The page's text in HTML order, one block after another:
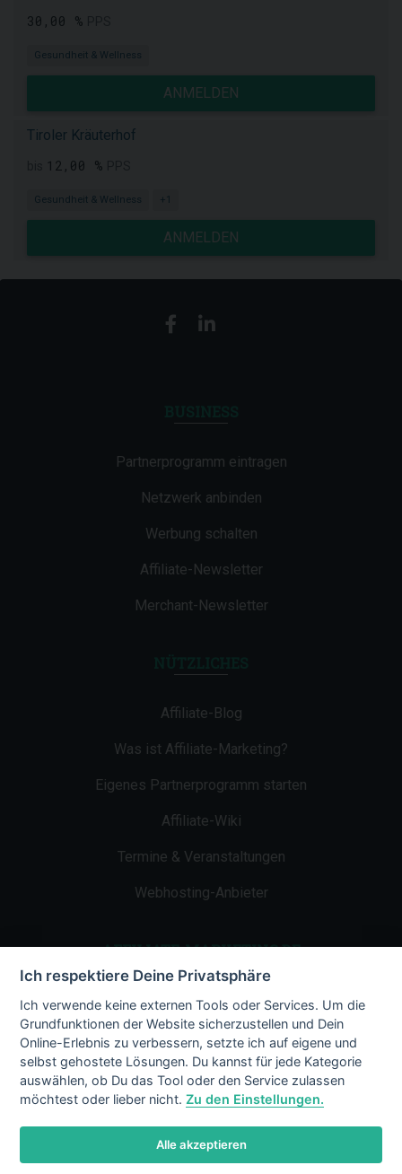
30,00 %
Gesundheit & Wellness
ANMELDEN
Tiroler Kräuterhof
12,00 %
Gesundheit & Wellness +1
ANMELDEN
Partnerprogramm eintragen
Netzwerk anbinden
Werbung schalten
Affiliate-Newsletter
Merchant-Newsletter
Affiliate-Blog
Was ist Affiliate-Marketing?
Eigenes Partnerprogramm starten
Affiliate-Wiki
Termine & Veranstaltungen
Webhosting-Anbieter
AFFILIATE-MARKETING.DE
Impressum
Kontakt
Datenschutz
Ich respektiere Deine Privatsphäre
Ich verwende keine externen Tools oder Services. Um die
Grundfunktionen der Website sicherzustellen und Dein
Online-Erlebnis zu verbessern, setzte ich auf eigene und
selbst gehostete Lösungen. Du kannst für jede Kategorie
auswählen, ob Du das Tool oder den Service zulassen
möchtest oder lieber nicht.Zu den Einstellungen.
Alle akzeptieren